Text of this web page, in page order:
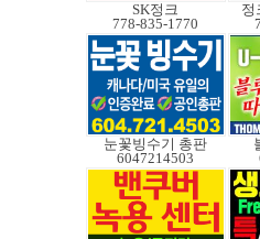
SK정크
778-835-1770
정
눈꽃빙수기 총판
6047214503